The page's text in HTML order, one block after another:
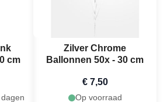
cm
Zilver Chrome
Ballonnen 50x - 30 cm
€ 7,50
Op voorraad